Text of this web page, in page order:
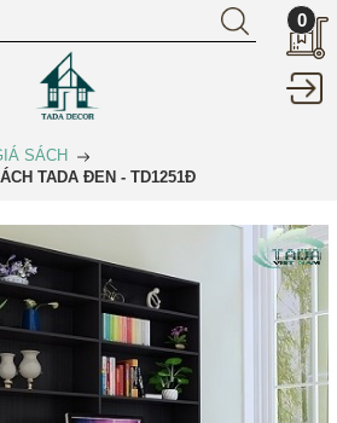
0
SÁCH
TADA ĐEN - TD1251Đ